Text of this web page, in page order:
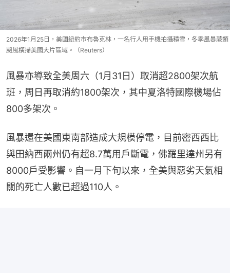
2026年1月25日，美國紐約市布魯克林，一名行人用手機拍攝積雪，冬季風暴蕨類
颶風橫掃美國大片區域。（Reuters）
風暴亦導致全美周六（1月31日）取消超2800架次航
班，周日再取消約1800架次，其中夏洛特國際機場佔
800多架次。
風暴還在美國東南部造成大規模停電，目前密西西比
與田納西兩州仍有超8.7萬用戶斷電，佛羅里達州另有
8000戶受影響。自一月下旬以來，全美與惡劣天氣相
關的死亡人數已超過110人。